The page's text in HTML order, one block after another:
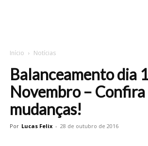
Início Notícias
Balanceamento dia
Novembro – Confira
mudanças!
Por Lucas Felix - 28 de outubro de 2016